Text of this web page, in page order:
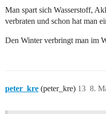
Man spart sich Wasserstoff,
verbraten und schon hat man
Den Winter verbringt man im
peter_kre (peter_kre) 8.
13